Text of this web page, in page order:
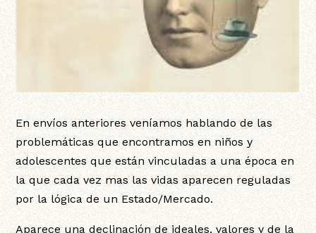
En envíos anteriores veníamos hablando de las
problemáticas que encontramos en niños y
adolescentes que están vinculadas a una época en
la que cada vez mas las vidas aparecen reguladas
por la lógica de un Estado/Mercado.
Aparece una declinación de ideales, valores y de la